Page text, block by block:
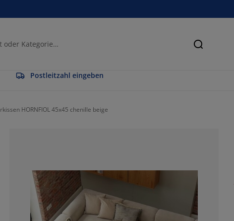
Suchen
Postleitzahl eingeben
HORNFIOL 45x45 chenille beige